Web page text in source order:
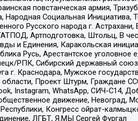
повстанческая армия,
Социальная Инициатива,
Русского народа г.
Артподготовка, Штольц, В
и Единения, Каракольская
Русь, Арестантское
РПК, Сибирский державный
г. Краснодара, Мужское
Проект Штурм, Граждане
Instagram, WhatsApp, СИЧ-С14,
движение,
Конгресс ойрат-
ЛГБТ, Я.МЫ Сергей Фургал